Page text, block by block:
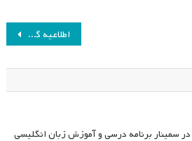
اطلاعیه گروپ روش شناسی درباره درگذشت استاد والا مقام حیدر علی هومن
سمینار برنامه درسی و آموزش زبان انگلیسی